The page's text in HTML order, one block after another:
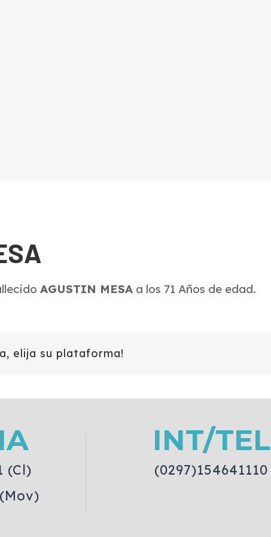
AGUSTIN MESA a los 71 Años de edad.
elija su plataforma!
(Cl)
INT/TEL
(0297)154641110